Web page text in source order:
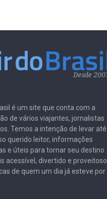
é um site que conta com a
de vários viajantes, jornalistas
Temos a intenção de levar até
querido leitor, informações
e úteis para tornar seu destino
acessível, divertido e proveitoso
de quem um dia já esteve por